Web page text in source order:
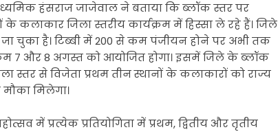
हंसराज जाजेवाल ने बताया कि ब्लॉक स्तर पर
कलाकार जिला स्तरीय कार्यक्रम में हिस्सा ले रहे हैं। जिले
चुका है। टिब्बी में 200 से कम पंजीयन होने पर अभी तक
7 और 8 अगस्त को आयोजित होगा। इसमें जिले के ब्लॉक
से विजेता प्रथम तीन स्थानों के कलाकारों को राज्य
मिलेगा।
में प्रत्येक प्रतियोगिता में प्रथम, द्वितीय और तृतीय